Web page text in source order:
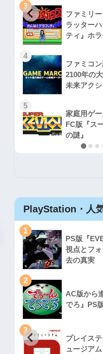
3
ファミリ
ラッター
ティ』ホ
4
ファミコ
2100年の
未来アク
5
家庭用ゲ
FC版『ス
の謎』
PlayStation・人
1
PS版『
視点とフ
去の真実
2
AC版から
でろ』PS
3
プレイス
ュージア